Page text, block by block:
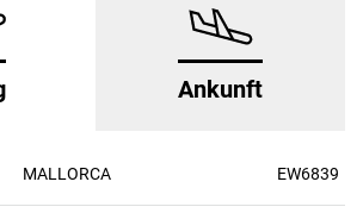
Ankunft
MALLORCA EW6839